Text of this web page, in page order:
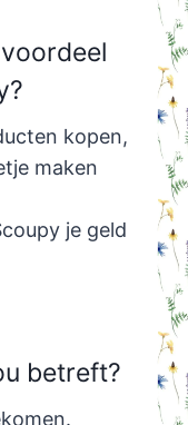
kopen,
maken
je geld
betreft?